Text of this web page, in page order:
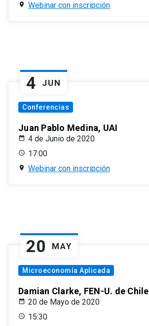
Webinar con inscripción
4 JUN
Conferencias
Juan Pablo Medina, UAI
4 de Junio de 2020
17:00
Webinar con inscripción
20 MAY
Microeconomía Aplicada
Damian Clarke, FEN-U. de Chile
20 de Mayo de 2020
15:30